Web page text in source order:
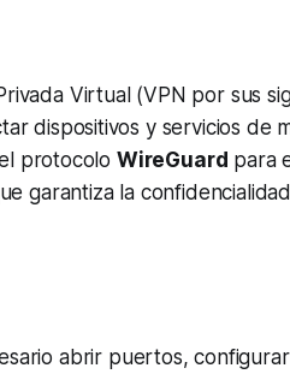
Virtual (VPN por sus
dispositivos y servicios de
protocolo WireGuard para
garantiza la
abrir puertos,